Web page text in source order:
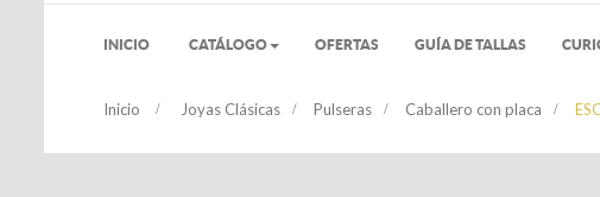
INICIO CATÁLOGO OFERTAS GUÍA DE TALLAS
Inicio > Joyas Clásicas > Pulseras > Caballero con placa >